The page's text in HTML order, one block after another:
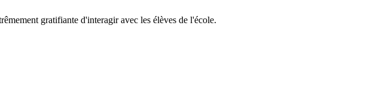
gratifiante d'interagir avec les élèves de l'école.